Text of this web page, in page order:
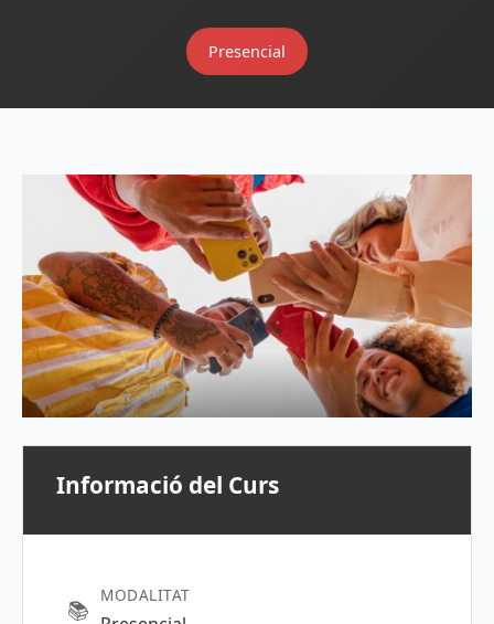
Presencial
Informació del Curs
📚 MODALITAT